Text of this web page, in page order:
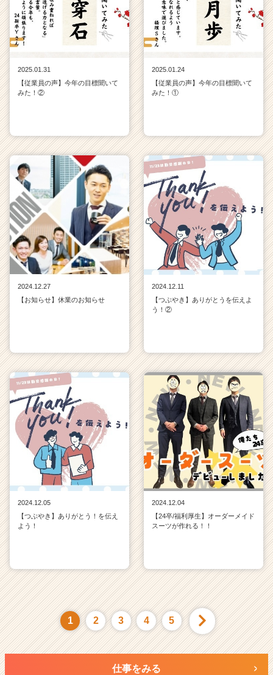
2025.01.31
【従業員の声】今年の目標聞いて
みた！②
2025.01.24
【従業員の声】今年の目標聞いて
みた！①
2024.12.27
【お知らせ】休業のお知らせ
2024.12.11
【つぶやき】ありがとうを伝えよ
う！②
2024.12.05
【つぶやき】ありがとう！を伝え
よう！
2024.12.04
【24卒/福利厚生】オーダーメイド
スーツが作れる！！
1 2 3 4 5
仕事をみる